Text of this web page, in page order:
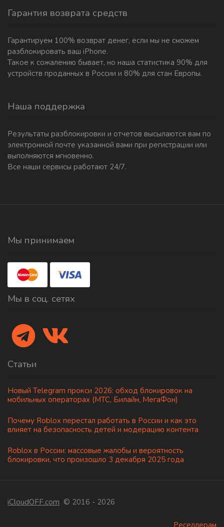
Гарантия возврата средств
Гарантируем 100% возврат денег, если мы не сможем
разблокировать ваш iPhone.
Такое к сожалению бывает, но наша статистика 90% для
устройств проданных в России и 80% для стан Европы.
Наша поддержка
Результаты разблокировки и отчетов высылаются вам по
электронной почте указанной вами при регистрации или
выполняются мгновенно.
Все наши сервисы работают 24/7.
Мы принимаем
Мы в соц. сетях
Статьи
Новый Telegram прокси 2026: обход блокировок на
мобильных операторах (МТС, Билайн, МегаФон)
Почему Roblox перестал работать в России и как это
влияет на безопасность детей и модерацию контента
Roblox в России: массовые жалобы и вероятность
блокировки, что произошло 3 декабря 2025 года
iCloudOFF.com © 2016 - 2026
Реселлерам